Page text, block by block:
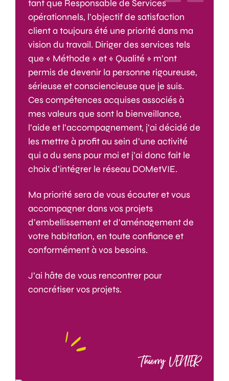
tant que Responsable de Services
opérationnels, l’objectif de satisfaction
client a toujours été une priorité dans ma
vision du travail. Diriger des services tels
que « Méthode » et « Qualité » m’ont
permis de devenir la personne rigoureuse,
sérieuse et consciencieuse que je suis.
Ces compétences acquises associés à
mes valeurs que sont la bienveillance,
l’aide et l’accompagnement, j’ai décidé de
les mettre à profit au sein d’une activité
qui a du sens pour moi et j’ai donc fait le
choix d’intégrer le réseau DOMetVIE.
Ma priorité sera de vous écouter et vous
accompagner dans vos projets
d’embellissement et d’aménagement de
votre habitation, en toute confiance et
conformément à vos besoins.
J’ai hâte de vous rencontrer pour
concrétiser vos projets.
Thierry VENIER